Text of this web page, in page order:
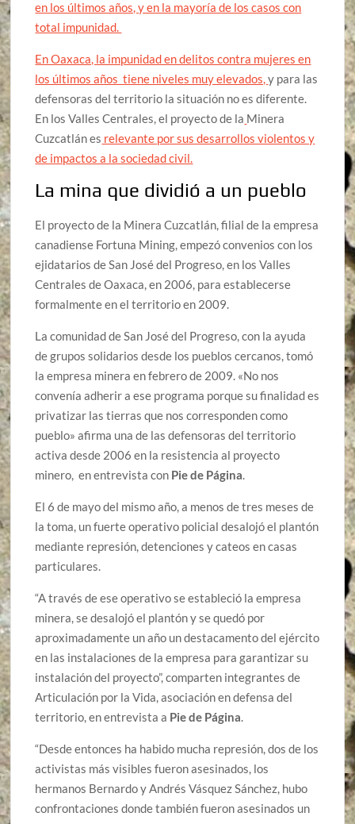
en los últimos años, y en la mayoría de los casos con
total impunidad.
En Oaxaca, la impunidad en delitos contra mujeres en
los últimos años tiene niveles muy elevados,y para las
defensoras del territorio la situación no es diferente.
En los Valles Centrales, el proyecto de la Minera
Cuzcatlán es relevante por sus desarrollos violentos y
de impactos a la sociedad civil.
La mina que dividió a un pueblo
El proyecto de la Minera Cuzcatlán, filial de la empresa
canadiense Fortuna Mining, empezó convenios con los
ejidatarios de San José del Progreso, en los Valles
Centrales de Oaxaca, en 2006, para establecerse
formalmente en el territorio en 2009.
La comunidad de San José del Progreso, con la ayuda
de grupos solidarios desde los pueblos cercanos, tomó
la empresa minera en febrero de 2009. «No nos
convenía adherir a ese programa porque su finalidad es
privatizar las tierras que nos corresponden como
pueblo» afirma una de las defensoras del territorio
activa desde 2006 en la resistencia al proyecto
minero, en entrevista con Pie de Página.
El 6 de mayo del mismo año, a menos de tres meses de
la toma, un fuerte operativo policial desalojó el plantón
mediante represión, detenciones y cateos en casas
particulares.
“A través de ese operativo se estableció la empresa
minera, se desalojó el plantón y se quedó por
aproximadamente un año un destacamento del ejército
en las instalaciones de la empresa para garantizar su
instalación del proyecto”, comparten integrantes de
Articulación por la Vida, asociación en defensa del
territorio, en entrevista a Pie de Página.
“Desde entonces ha habido mucha represión, dos de los
activistas más visibles fueron asesinados, los
hermanos Bernardo y Andrés Vásquez Sánchez, hubo
confrontaciones donde también fueron asesinados un